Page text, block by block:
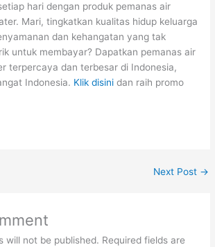
hari dengan produk pemanas air
Mari, tingkatkan kualitas hidup keluarga
dan kehangatan yang tak
untuk membayar? Dapatkan pemanas air
terpercaya dan terbesar di Indonesia,
Indonesia. Klik disini dan raih promo
Next Post →
will not be published. Required fields are